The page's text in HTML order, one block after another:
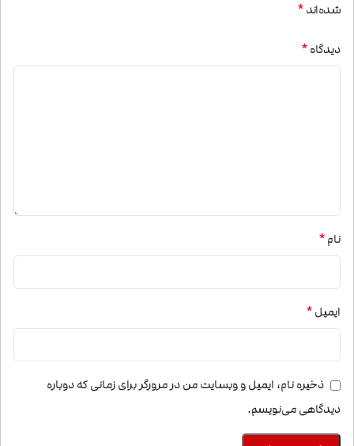
شده‌اند*
دیدگاه*
نام*
ایمیل*
ذخیره نام، ایمیل و وبسایت من در مرورگر برای زمانی که دوباره
دیدگاهی می‌نویسم.